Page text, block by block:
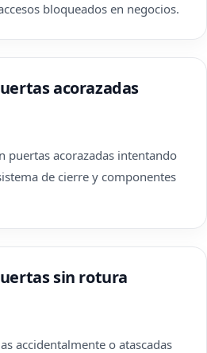
bloqueados en negocios.
acorazadas
puertas acorazadas intentando
de cierre y componentes
sin rotura
accidentalmente o atascadas